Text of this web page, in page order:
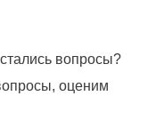
вопросы?
оценим